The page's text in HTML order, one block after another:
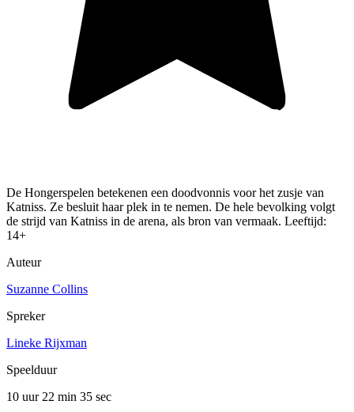
De Hongerspelen betekenen een doodvonnis voor het zusje van
Katniss. Ze besluit haar plek in te nemen. De hele bevolking volgt
de strijd van Katniss in de arena, als bron van vermaak. Leeftijd:
14+
Auteur
Suzanne Collins
Spreker
Lineke Rijxman
Speelduur
10 uur 22 min 35 sec